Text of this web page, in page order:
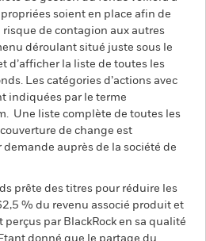
soient en place afin de
de contagion aux autres
déroulant situé juste sous le
d’afficher la liste de toutes les
Les catégories d’actions avec
indiquées par le terme
Une liste complète de toutes les
de change est
auprès de la société de
prête des titres pour réduire les
% du revenu associé produit et
perçus par BlackRock en sa qualité
donné que le partage du